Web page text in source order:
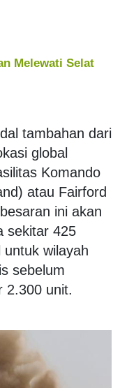
Melewati Selat
tambahan dari
global
Komando
atau Fairford
ini akan
sekitar 425
untuk wilayah
sebelum
2.300 unit.